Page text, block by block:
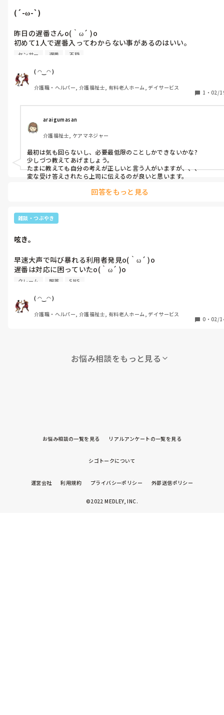
(´-ω-`)
昨日の遅番さんo(｀ω´ )o
初めて1人で遅番入ってわからない事があるのはいい。
最初から完璧は求めないし今後も求めない(´-ω-`)
変な事になってましたので片付けました。
夜に水分取るのはやめて欲しいのは分かるけど、
別に飲んでもそんなに変わらないし、何にも飲ませない食べさせ
本人の意思は尊重して下さい(´-ω-`)
夜勤に八つ当たりされますからo(｀ω´ )o
まだ怒ってますが朝までには何とかします。
センサー鳴りっぱなしでも対応しないのは何故ですか？
事故に繋がるんですけどo(｀ω´ )o
何でこんなヤバい人を異動させて来るんだうちの上司は
ᕦ(ò_óˇ)ᕤ
センサー 遅番 不穏
( ◠‿◠ )
介護職・ヘルパー, 介護福祉士, 有料老人ホーム, デイサービス
1 ・ 02/
araigumasan
介護福祉士, ケアマネジャー
最初は気も回らないし、必要最低限のことしかできないかな?
少しづつ教えてあげましょう。
たまに教えても自分の考えが正しいと言う人がいますが、、、
変な受け答えされたら上司に伝えるのが良いと思います。
回答をもっと見る
雑談・つぶやき
呟き。
早速大声で叫び暴れる利用者発見o(｀ω´ )o
遅番は対応に困っていたo(｀ω´ )o
一応頓服薬はある筈なんだけど、グループラインと管理者に確認
休憩終わり確認したが誰からも何にも連絡なし。
遅番も悲壮な顔をして退勤した。
隣の居室の利用者から何回もクレーム来てるので、
辛うじて空いていたショートステイの利用者が泊まる部屋に移動
夕食後と一緒に就寝薬まで飲ませているらしいが、
確実にそのせいだし、就寝薬の時間ずらせばおおよそ解決するん
クレーム 服薬 SNS
( ◠‿◠ )
介護職・ヘルパー, 介護福祉士, 有料老人ホーム, デイサービス
0 ・ 02/
お悩み相談をもっと見る
お悩み相談の一覧を見る リアルアンケートの一覧を見る
シゴトークについて
運営会社 利用規約 プライバシーポリシー 外部送信ポリシー
©2022 MEDLEY, INC.